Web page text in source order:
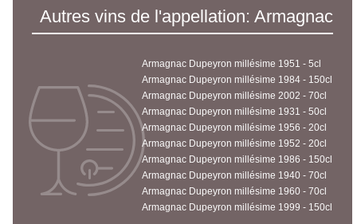
Autres vins de l'appellation: Armagnac
Armagnac Dupeyron millésime 1951 - 5cl
Armagnac Dupeyron millésime 1984 - 150cl
Armagnac Dupeyron millésime 2002 - 70cl
Armagnac Dupeyron millésime 1931 - 50cl
Armagnac Dupeyron millésime 1956 - 20cl
Armagnac Dupeyron millésime 1952 - 20cl
Armagnac Dupeyron millésime 1986 - 150cl
Armagnac Dupeyron millésime 1940 - 70cl
Armagnac Dupeyron millésime 1960 - 70cl
Armagnac Dupeyron millésime 1999 - 150cl